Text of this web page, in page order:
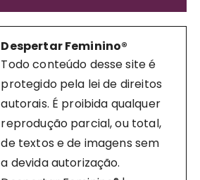
Despertar Feminino®
Todo conteúdo desse site é
protegido pela lei de direitos
autorais. É proibida qualquer
reprodução parcial, ou total,
de textos e de imagens sem
a devida autorização.